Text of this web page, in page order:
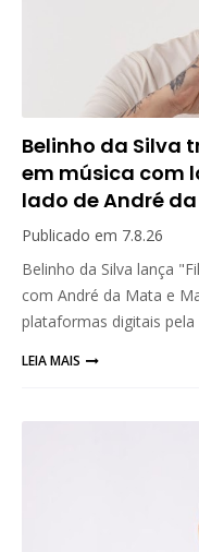
Belinho da Silva
em música com
lado de André
Publicado em 7.8.26
Belinho da Silva lança
com André da Mata e
plataformas digitais
LEIA MAIS